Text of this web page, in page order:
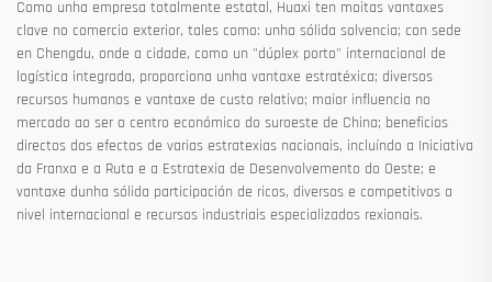
Como unha empresa totalmente estatal, Huaxi ten moitas vantaxes
clave no comercio exterior, tales como: unha sólida solvencia; con sede
en Chengdu, onde a cidade, como un "dúplex porto" internacional de
logística integrada, proporciona unha vantaxe estratéxica; diversos
recursos humanos e vantaxe de custo relativo; maior influencia no
mercado ao ser o centro económico do suroeste de China; beneficios
directos dos efectos de varias estratexias nacionais, incluíndo a Iniciativa
da Franxa e a Ruta e a Estratexia de Desenvolvemento do Oeste; e
vantaxe dunha sólida participación de ricos, diversos e competitivos a
nivel internacional e recursos industriais especializados rexionais.